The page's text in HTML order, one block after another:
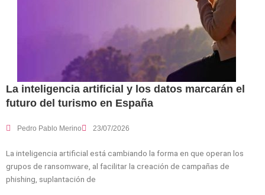
La inteligencia artificial y los datos marcarán el
futuro del turismo en España
Pedro Pablo Merino 23/07/2026
La inteligencia artificial está cambiando la forma en que operan los
grupos de ransomware, al facilitar la creación de campañas de
phishing, suplantación de